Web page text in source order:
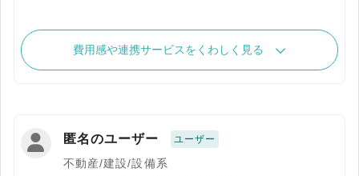
費用感や連携サービスをくわしく見る
匿名のユーザー ユーザー
不動産/建設/設備系